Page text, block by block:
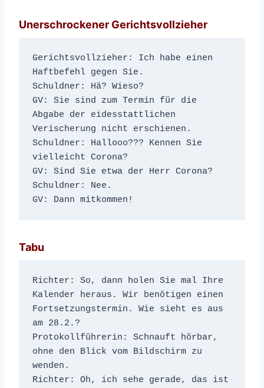
Unerschrockener Gerichtsvollzieher
Gerichtsvollzieher: Ich habe einen
Haftbefehl gegen Sie.
Schuldner: Hä? Wieso?
GV: Sie sind zum Termin für die
Abgabe der eidesstattlichen
Verischerung nicht erschienen.
Schuldner: Hallooo??? Kennen Sie
vielleicht Corona?
GV: Sind Sie etwa der Herr Corona?
Schuldner: Nee.
GV: Dann mitkommen!
Tabu
Richter: So, dann holen Sie mal Ihre
Kalender heraus. Wir benötigen einen
Fortsetzungstermin. Wie sieht es aus
am 28.2.?
Protokollführerin: Schnauft hörbar,
ohne den Blick vom Bildschirm zu
wenden.
Richter: Oh, ich sehe gerade, das ist